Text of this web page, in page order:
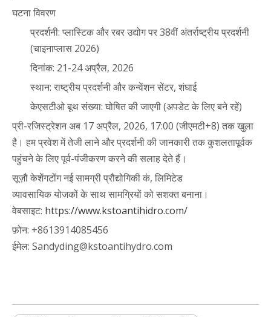
घटना विवरण
प्रदर्शनी: प्लास्टिक और रबर उद्योग पर 38वीं अंतर्राष्ट्रीय प्रदर्शनी
(चाइनाप्लास 2026)
दिनांक: 21-24 अप्रैल, 2026
स्थान: राष्ट्रीय प्रदर्शनी और कन्वेंशन सेंटर, शंघाई
केएसटीओ बूथ संख्या: घोषित की जाएगी (अपडेट के लिए बने रहें)
प्री-रजिस्ट्रेशन अब 17 अप्रैल, 2026, 17:00 (जीएमटी+8) तक खुला
है। हम प्रवेश में तेजी लाने और प्रदर्शनी की जानकारी तक कुशलतापूर्वक
पहुंचने के लिए पूर्व-पंजीकरण करने की सलाह देते हैं।
सूज़ौ केशेंगटोंग नई सामग्री प्रौद्योगिकी कं, लिमिटेड
व्यावसायिक योजकों के साथ सामग्रियों को सशक्त बनाना।
वेबसाइट: https://www.kstoantihidro.com/
फ़ोन: +8613914085456
ईमेल: Sandyding@kstoantihydro.com